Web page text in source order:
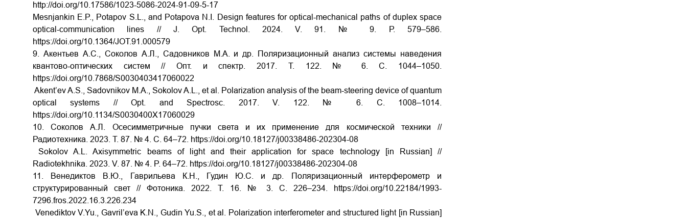
http://doi.org/10.17586/1023-5086-2024-91-09-5-17
Mesnjankin E.P., Potapov S.L., and Potapova N.I. Design features for optical-mechanical paths of duplex space
optical-communication lines // J. Opt. Technol. 2024. V. 91. № 9. Р. 579–586.
https://doi.org/10.1364/JOT.91.000579
9. Акентьев А.С., Соколов А.Л., Садовников М.А. и др. Поляризационный анализ системы наведения
квантово-оптических систем // Опт. и спектр. 2017. Т. 122. № 6. С. 1044–1050.
https://doi.org/10.7868/S0030403417060022
Akent’evA.S., Sadovnikov M.A., SokolovA.L., et al. Polarization analysis of the beam-steering device of quantum
optical systems // Opt. and Spectrosc. 2017. V. 122. № 6. С. 1008–1014.
https://doi.org/10.1134/S0030400X17060029
10. Соколов А.Л. Осесимметричные пучки света и их применение для космической техники //
Радиотехника. 2023. Т. 87. № 4. С. 64–72.
https://doi.org/10.18127/j00338486-202304-08
Sokolov A.L. Axisymmetric beams of light and their application for space technology [in Russian] //
Radiotekhnika. 2023. V. 87. № 4. P. 64–72.
https://doi.org/10.18127/j00338486-202304-08
11. Венедиктов В.Ю., Гаврильева К.Н., Гудин Ю.С. и др. Поляризационный интерферометр и
структурированный свет // Фотоника. 2022. Т. 16. № 3. С. 226–234.
https://doi.org/10.22184/1993-
7296.fros.2022.16.3.226.234
Venediktov V.Yu., Gavril’eva K.N., Gudin Yu.S., et al. Polarization interferometer and structured light [in Russian]